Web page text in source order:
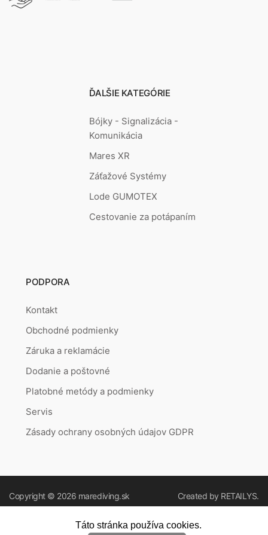
ĎALŠIE KATEGÓRIE
Bójky - Signalizácia -
Komunikácia
Mares XR
Záťažové Systémy
Lode GUMOTEX
Cestovanie za potápaním
PODPORA
Kontakt
Obchodné podmienky
Záruka a reklamácie
Dodanie a poštovné
Platobné metódy a podmienky
Servis
Zásady ochrany osobných údajov GDPR
Copyright © 2026 marediving.sk Created by RETAILYS.
Táto stránka používa cookies.